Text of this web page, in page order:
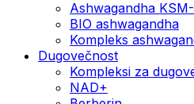
Ashwagandha
BIO ashwagandha
Kompleks
Dugovečnost
Kompleksi za
NAD+